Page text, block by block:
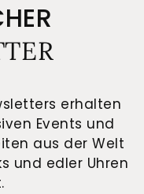
erhalten
Events und
aus der Welt
und edler Uhren